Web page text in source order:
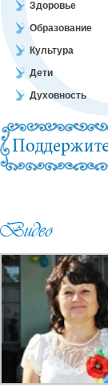
Здоровье
Образование
Культура
Дети
Духовность